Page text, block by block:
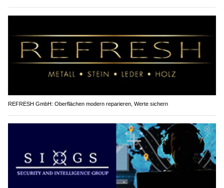
REFRESH GmbH: Oberflächen modern reparieren, Werte sichern